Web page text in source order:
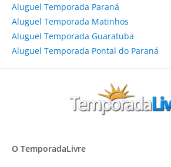
Aluguel Temporada Paraná
Aluguel Temporada Matinhos
Aluguel Temporada Guaratuba
Aluguel Temporada Pontal do Paraná
O TemporadaLivre